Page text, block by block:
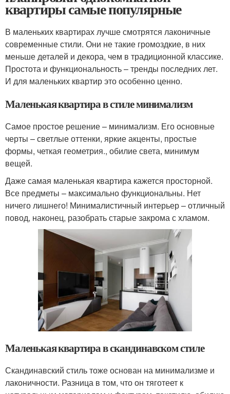
квартиры самые популярные
В маленьких квартирах лучше смотрятся лаконичные
современные стили. Они не такие громоздкие, в них
меньше деталей и декора, чем в традиционной классике.
Простота и функциональность – тренды последних лет.
И для маленьких квартир это особенно ценно.
Маленькая квартира в стиле минимализм
Самое простое решение – минимализм. Его основные
черты – светлые оттенки, яркие акценты, простые
формы, четкая геометрия., обилие света, минимум
вещей.
Даже самая маленькая квартира кажется просторной.
Все предметы – максимально функциональны. Нет
ничего лишнего! Минималистичный интерьер – отличный
повод, наконец, разобрать старые закрома с хламом.
Маленькая квартира в скандинавском стиле
Скандинавский стиль тоже основан на минимализме и
лаконичности. Разница в том, что он тяготеет к